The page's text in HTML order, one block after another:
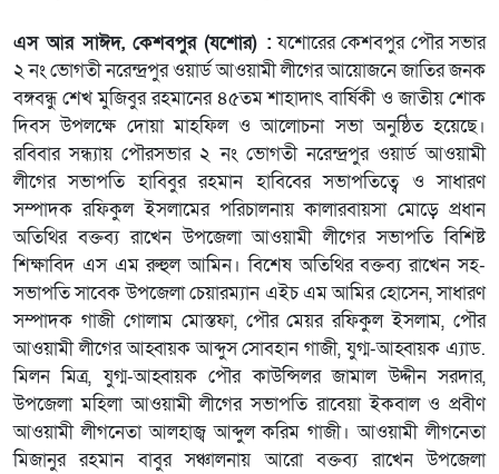
এস আর সাঈদ, কেশবপুর (যশোর) : যশোরের কেশবপুর পৌর সভার
২ নং ভোগতী নরেন্দ্রপুর ওয়ার্ড আওয়ামী লীগের আয়োজনে জাতির জনক
বঙ্গবন্ধু শেখ মুজিবুর রহমানের ৪৫তম শাহাদাৎ বার্ষিকী ও জাতীয় শোক
দিবস উপলক্ষে দোয়া মাহফিল ও আলোচনা সভা অনুষ্ঠিত হয়েছে।
রবিবার সন্ধ্যায় পৌরসভার ২ নং ভোগতী নরেন্দ্রপুর ওয়ার্ড আওয়ামী
লীগের সভাপতি হাবিবুর রহমান হাবিবের সভাপতিত্বে ও সাধারণ
সম্পাদক রফিকুল ইসলামের পরিচালনায় কালারবায়সা মোড়ে প্রধান
অতিথির বক্তব্য রাখেন উপজেলা আওয়ামী লীগের সভাপতি বিশিষ্ট
শিক্ষাবিদ এস এম রুহুল আমিন। বিশেষ অতিথির বক্তব্য রাখেন সহ-
সভাপতি সাবেক উপজেলা চেয়ারম্যান এইচ এম আমির হোসেন, সাধারণ
সম্পাদক গাজী গোলাম মোস্তফা, পৌর মেয়র রফিকুল ইসলাম, পৌর
আওয়ামী লীগের আহ্বায়ক আব্দুস সোবহান গাজী, যুগ্ম-আহ্বায়ক এ্যাড.
মিলন মিত্র, যুগ্ম-আহ্বায়ক পৌর কাউন্সিলর জামাল উদ্দীন সরদার,
উপজেলা মহিলা আওয়ামী লীগের সভাপতি রাবেয়া ইকবাল ও প্রবীণ
আওয়ামী লীগনেতা আলহাজ্ব আব্দুল করিম গাজী। আওয়ামী লীগনেতা
মিজানুর রহমান বাবুর সঞ্চালনায় আরো বক্তব্য রাখেন উপজেলা